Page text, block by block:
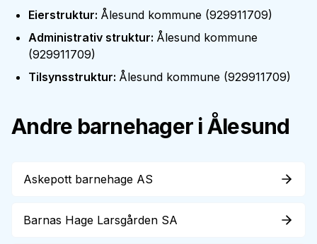
Eierstruktur: Ålesund kommune (929911709)
Administrativ struktur: Ålesund kommune
(929911709)
Tilsynsstruktur: Ålesund kommune (929911709)
Andre barnehager iÅlesund
Askepott barnehage AS
Barnas Hage Larsgården SA